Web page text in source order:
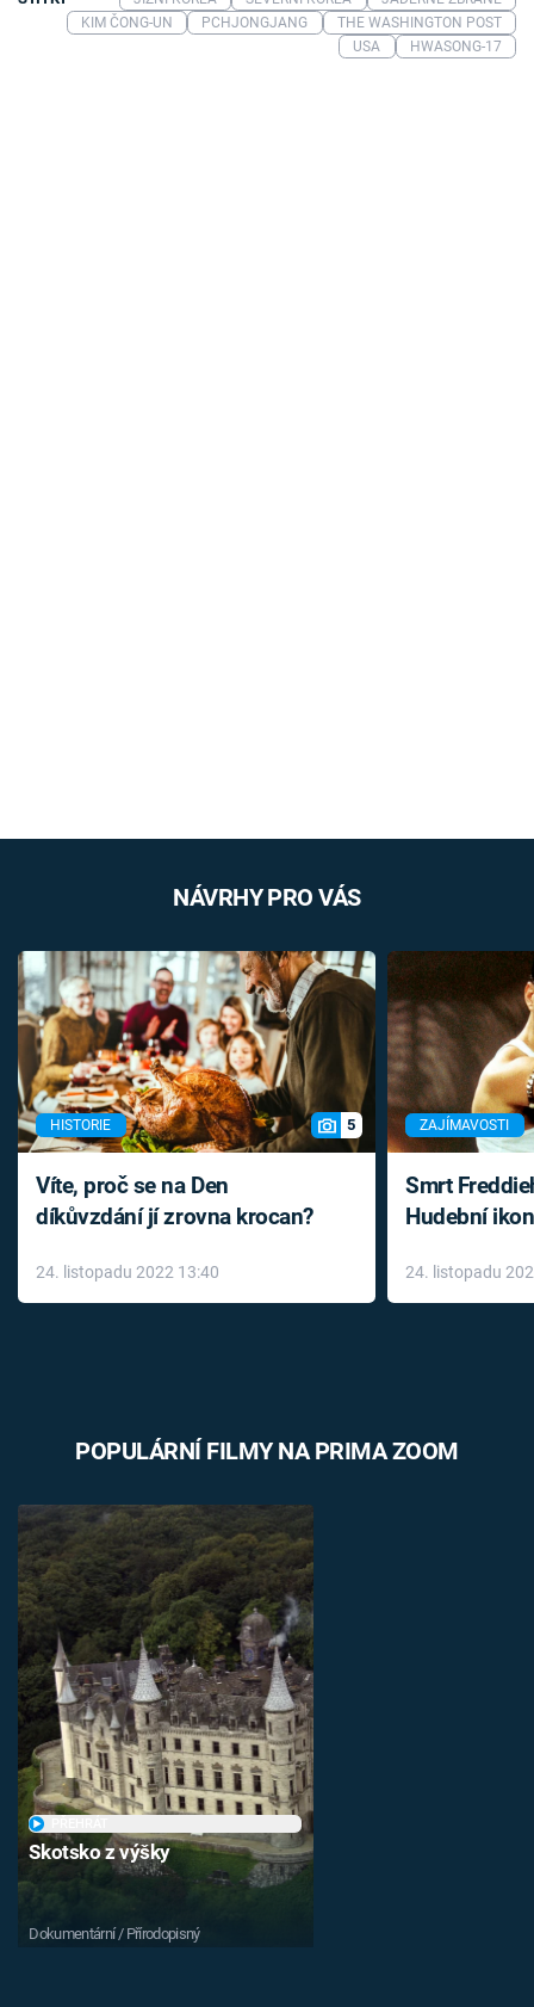
KIM ČONG-UN
PCHJONGJANG
THE WASHINGTON POST
USA
HWASONG-17
NÁVRHY PRO VÁS
HISTORIE 5
Víte, proč se na Den
díkůvzdání jí zrovna krocan?
24. listopadu 2022 13:40
ZAJÍMAVOSTI
Smrt
Hudební
léky
24. listopadu
POPULÁRNÍ FILMY NA PRIMA ZOOM
Skotsko z výšky
Dokumentární / Přírodopisný